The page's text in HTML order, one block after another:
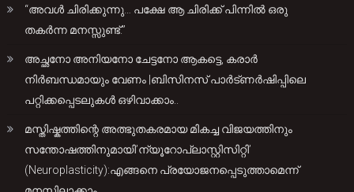
“അവൾ ചിരിക്കുന്നു… പക്ഷേ ആ ചിരിക്ക് പിന്നിൽ ഒരു
തകർന്ന മനസ്സുണ്ട്.”
അച്ഛനോ അനിയനോ ചേട്ടനോ ആകട്ടെ, കരാർ
നിർബന്ധമായും വേണം |ബിസിനസ് പാർട്ണർഷിപ്പിലെ
പറ്റിക്കപ്പെടലുകൾ ഒഴിവാക്കാം..
മസ്തിഷ്കത്തിന്റെ അത്ഭുതകരമായ മികച്ച വിജയത്തിനും
സന്തോഷത്തിനുമായി’ന്യൂറോപ്ലാസ്റ്റിസിറ്റി’
(Neuroplasticity):എങ്ങനെ പ്രയോജനപ്പെടുത്താമെന്ന്